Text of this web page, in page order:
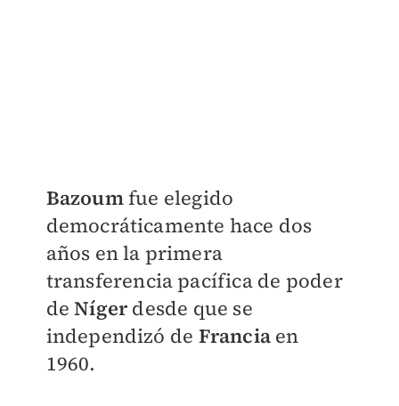
Bazoumfue elegido
democráticamente hace dos
años en la primera
transferencia pacífica de poder
deNígerdesde que se
independizó de Francia en
1960.